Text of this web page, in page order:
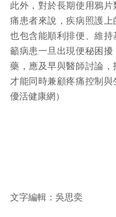
此外，對於長期使用鴉
痛患者來說，疾病照護上
也包含能順利排便、維
籲病患一旦出現便秘困
藥，應及早與醫師討論，
才能同時兼顧疼痛控制
優活健康網）
文字編輯：吳思奕